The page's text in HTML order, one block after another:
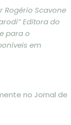
Rogério Scavone
Editora do
para o
em
no Jornal de